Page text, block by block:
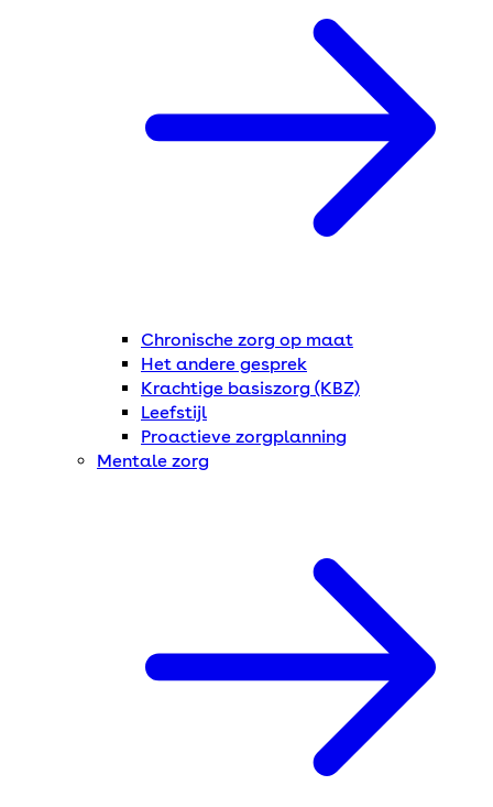
Chronische zorg op maat
Het andere gesprek
Krachtige basiszorg (KBZ)
Leefstijl
Proactieve zorgplanning
Mentale zorg